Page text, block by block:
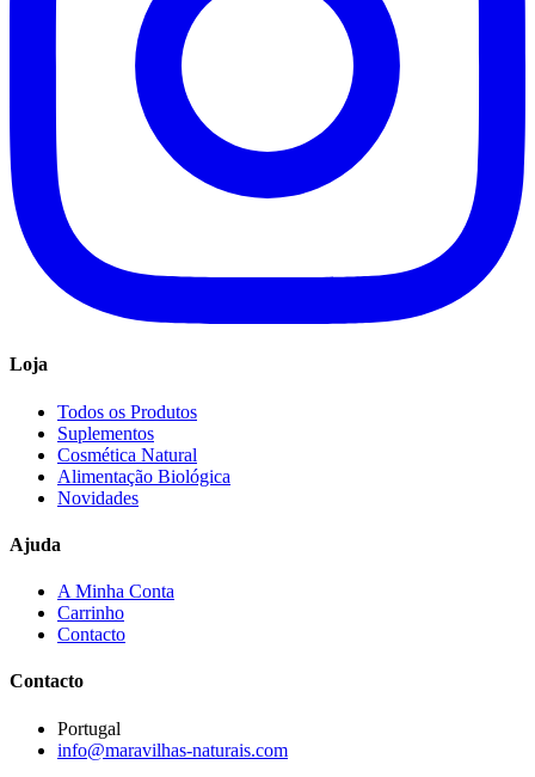
Loja
Todos os Produtos
Suplementos
Cosmética Natural
Alimentação Biológica
Novidades
Ajuda
A Minha Conta
Carrinho
Contacto
Contacto
Portugal
info@maravilhas-naturais.com